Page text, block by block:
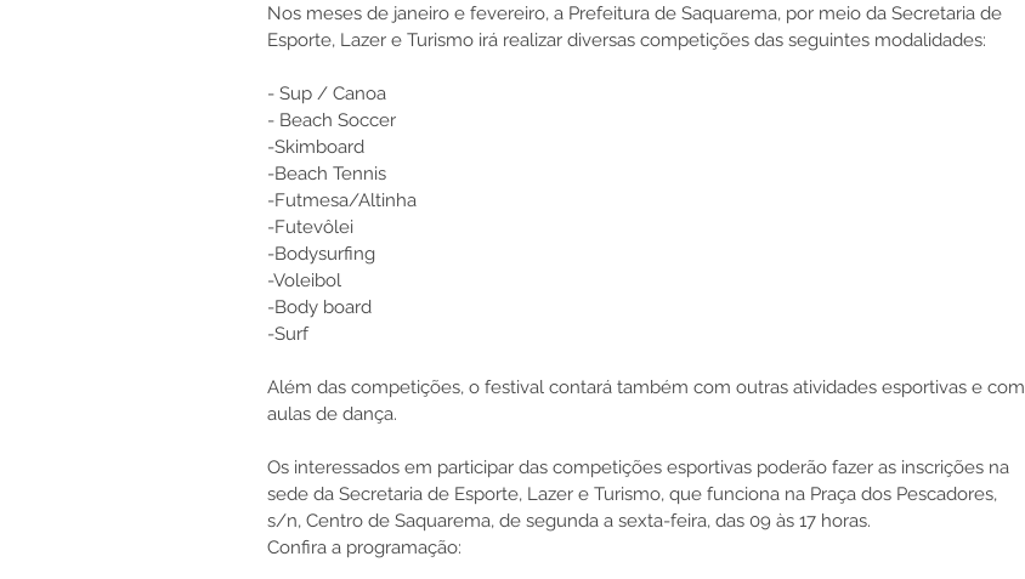
Nos meses de janeiro e fevereiro, a Prefeitura de Saquarema, por meio da Secretaria de
Esporte, Lazer e Turismo irá realizar diversas competições das seguintes modalidades:
- Sup / Canoa
- Beach Soccer
-Skimboard
-Beach Tennis
-Futmesa/Altinha
-Futevôlei
-Bodysurfing
-Voleibol
-Body board
-Surf
Além das competições, o festival contará também com outras atividades esportivas e com
aulas de dança.
Os interessados em participar das competições esportivas poderão fazer as inscrições na
sede da Secretaria de Esporte, Lazer e Turismo, que funciona na Praça dos Pescadores,
s/n, Centro de Saquarema, de segunda a sexta-feira, das 09 às 17 horas.
Confira a programação: